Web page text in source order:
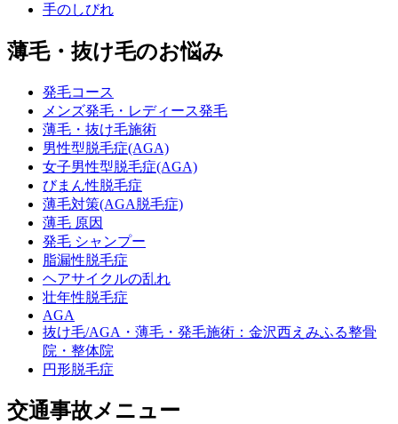
手のしびれ
薄毛・抜け毛のお悩み
発毛コース
メンズ発毛・レディース発毛
薄毛・抜け毛施術
男性型脱毛症(AGA)
女子男性型脱毛症(AGA)
びまん性脱毛症
薄毛対策(AGA脱毛症)
薄毛 原因
発毛 シャンプー
脂漏性脱毛症
ヘアサイクルの乱れ
壮年性脱毛症
AGA
抜け毛/AGA・薄毛・発毛施術：金沢西えみふる整骨
院・整体院
円形脱毛症
交通事故メニュー